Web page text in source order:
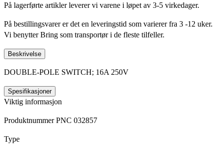
På lagerførte artikler leverer vi varene i løpet av 3-5 virkedager.
På bestillingsvarer er det en leveringstid som varierer fra 3 -12 uker.
Vi benytter Bring som transportør i de fleste tilfeller.
Beskrivelse
DOUBLE-POLE SWITCH; 16A 250V
Spesifikasjoner
Viktig informasjon
Produktnummer PNC 032857
Type